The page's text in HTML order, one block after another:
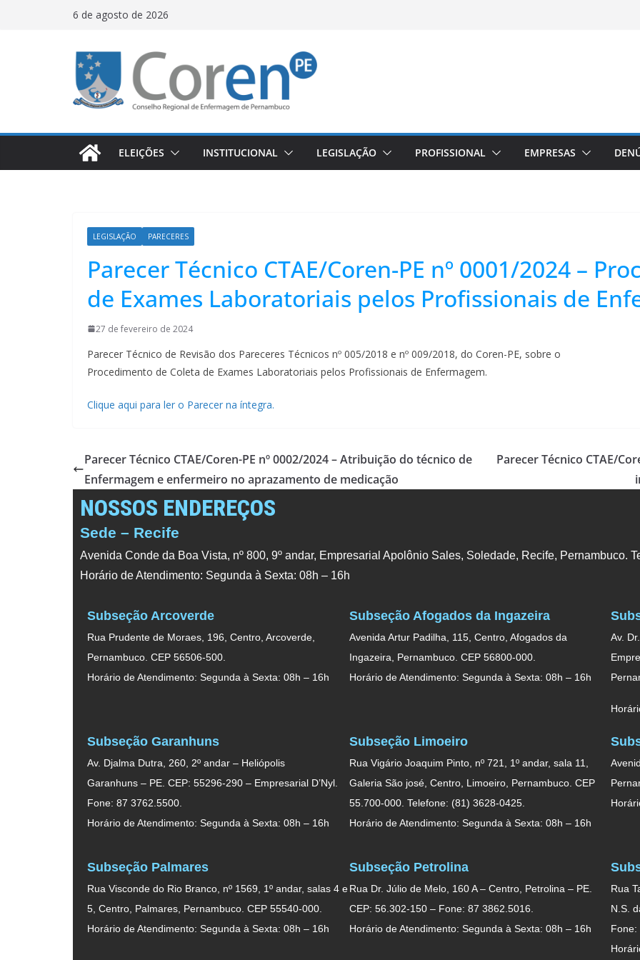
6 de agosto de 2026
ELEIÇÕES INSTITUCIONAL LEGISLAÇÃO PROFISSIONAL EMPRESAS
LEGISLAÇÃO PARECERES
Parecer Técnico CTAE/Coren-PE nº 0001/2024 –
de Exames Laboratoriais pelos Profissionais de
27 de fevereiro de 2024
Parecer Técnico de Revisão dos Pareceres Técnicos nº 005/2018 e nº 009/2018, do Coren-PE, sobre o
Procedimento de Coleta de Exames Laboratoriais pelos Profissionais de Enfermagem.
Clique aqui para ler o Parecer na íntegra.
Parecer Técnico CTAE/Coren-PE nº 0002/2024 – Atribuição do técnico de
Enfermagem e enfermeiro no aprazamento de medicação
Parecer Técnico CTAE/
NOSSOS ENDEREÇOS
Sede – Recife
Avenida Conde da Boa Vista, nº 800, 9º andar, Empresarial Apolônio Sales, Soledade, Recife, Pernambuco.
Horário de Atendimento: Segunda à Sexta: 08h – 16h
Subseção Arcoverde
Rua Prudente de Moraes, 196, Centro, Arcoverde,
Pernambuco. CEP 56506-500.
Horário de Atendimento: Segunda à Sexta: 08h – 16h
Subseção Afogados da Ingazeira
Avenida Artur Padilha, 115, Centro, Afogados da
Ingazeira, Pernambuco. CEP 56800-000.
Horário de Atendimento: Segunda à Sexta: 08h – 16h
Av.
Subseção Garanhuns
Av. Djalma Dutra, 260, 2º andar – Heliópolis
Garanhuns – PE. CEP: 55296-290 – Empresarial D’Nyl.
Fone: 87 3762.5500.
Horário de Atendimento: Segunda à Sexta: 08h – 16h
Subseção Limoeiro
Rua Vigário Joaquim Pinto, nº 721, 1º andar, sala 11,
Galeria São josé, Centro, Limoeiro, Pernambuco. CEP
55.700-000. Telefone: (81) 3628-0425.
Horário de Atendimento: Segunda à Sexta: 08h – 16h
Subseção Palmares
Rua Visconde do Rio Branco, nº 1569, 1º andar, salas 4 e
5, Centro, Palmares, Pernambuco. CEP 55540-000.
Horário de Atendimento: Segunda à Sexta: 08h – 16h
Subseção Petrolina
Rua Dr. Júlio de Melo, 160 A – Centro, Petrolina – PE.
CEP: 56.302-150 – Fone: 87 3862.5016.
Horário de Atendimento: Segunda à Sexta: 08h – 16h
Rua
N.S.
Fone: